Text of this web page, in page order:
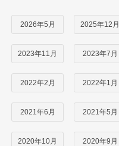
2026年5月 2025年12月
2023年11月 2023年7月
2022年2月 2022年1月
2021年6月 2021年5月
2020年10月 2020年9月